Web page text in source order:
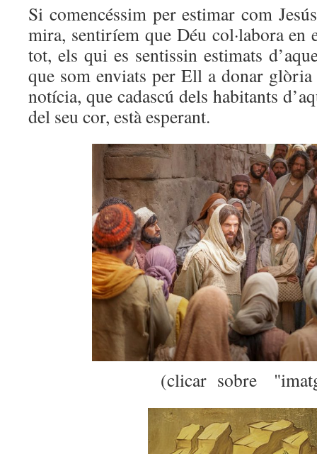
Si comencéssim per estimar com
mira, sentiríem que Déu col·labora en
tot, els qui es sentissin estimats
que som enviats per Ell a donar
notícia, que cadascú dels habitants
del seu cor, està esperant.
(clicar sobre